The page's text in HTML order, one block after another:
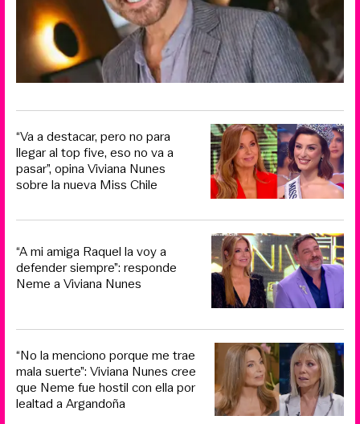
“Va a destacar, pero no para
llegar al top five, eso no va a
pasar”, opina Viviana Nunes
sobre la nueva Miss Chile
“A mi amiga Raquel la voy a
defender siempre”: responde
Neme a Viviana Nunes
“No la menciono porque me trae
mala suerte”: Viviana Nunes cree
que Neme fue hostil con ella por
lealtad a Argandoña